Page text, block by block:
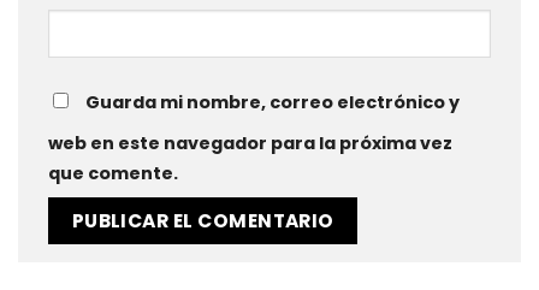
Guarda mi nombre, correo electrónico y
web en este navegador para la próxima vez
que comente.